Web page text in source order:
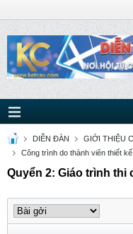
DIỄN ĐÀN
GIỚI THIỆU
Công trình do thành viên thiết kế
Quyển 2: Giáo trình thi